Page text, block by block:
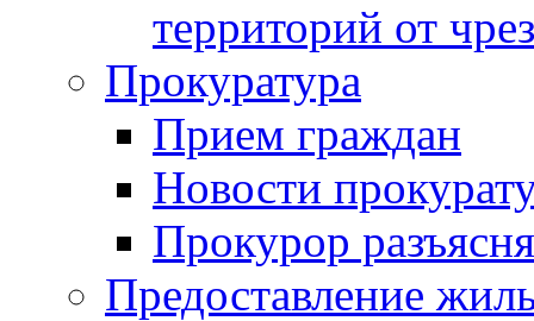
территорий от
Прокуратура
Прием граждан
Новости
Прокурор
Предоставление